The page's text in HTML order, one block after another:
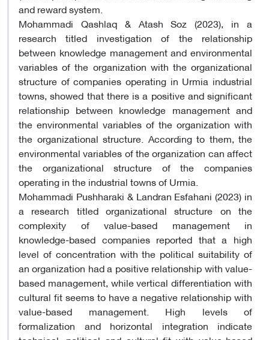
and reward system.
Mohammadi Qashlaq & Atash Soz (2023), in a
research titled investigation of the relationship
between knowledge management and environmental
variables of the organization with the organizational
structure of companies operating in Urmia industrial
towns, showed that there is a positive and significant
relationship between knowledge management and
the environmental variables of the organization with
the organizational structure. According to them, the
environmental variables of the organization can affect
the organizational structure of the companies
operating in the industrial towns of Urmia.
Mohammadi Pushharaki & Landran Esfahani (2023) in
a research titled organizational structure on the
complexity of value-based management in
knowledge-based companies reported that a high
level of concentration with the political suitability of
an organization had a positive relationship with value-
based management, while vertical differentiation with
cultural fit seems to have a negative relationship with
value-based management. High levels of
formalization and horizontal integration indicate